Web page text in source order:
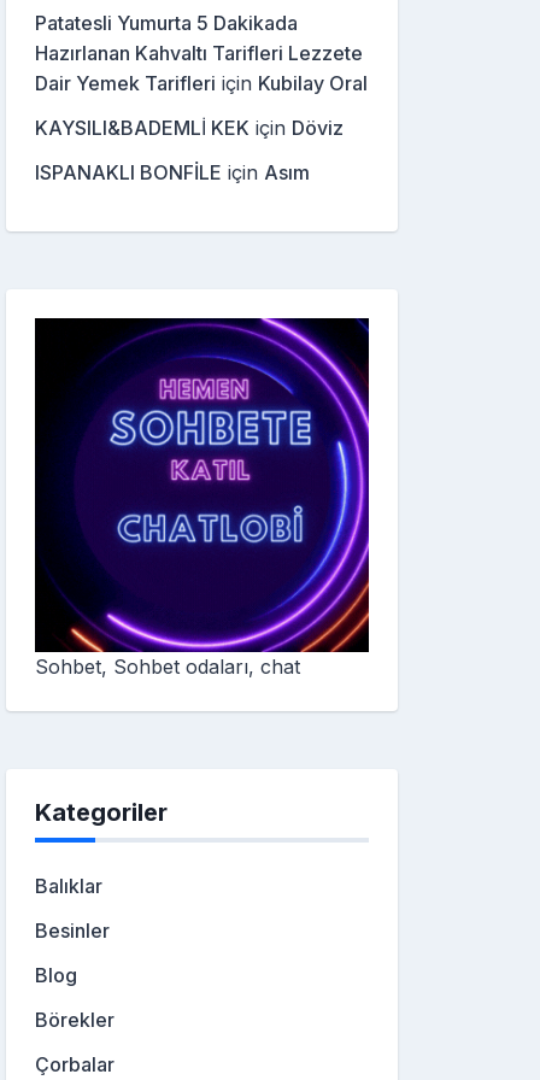
Patatesli Yumurta 5 Dakikada
Hazırlanan Kahvaltı Tarifleri Lezzete
Dair Yemek Tarifleri için Kubilay Oral
KAYSILI&BADEMLİ KEK için Döviz
ISPANAKLI BONFİLE için Asım
Sohbet, Sohbet odaları, chat
Kategoriler
Balıklar
Besinler
Blog
Börekler
Çorbalar